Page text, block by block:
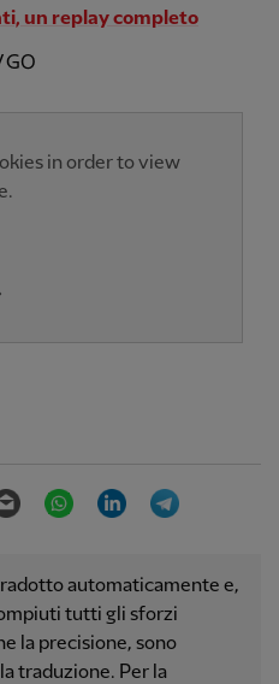
un replay completo
GO
in order to view
Email WhatsAppLinkedIn
automaticamente e,
tutti gli sforzi
la precisione, sono
traduzione. Per la